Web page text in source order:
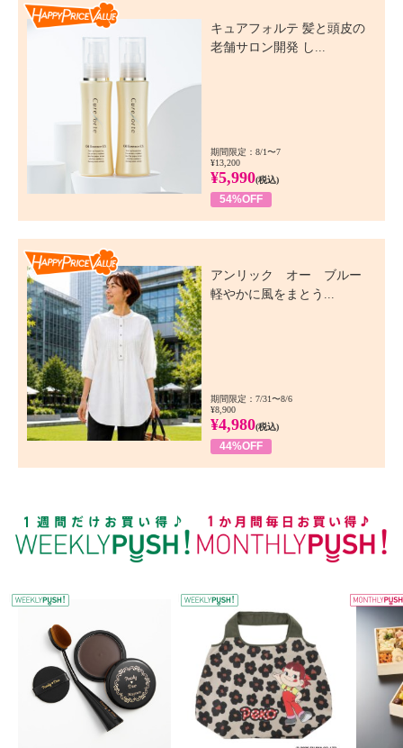
キュアフォルテ 髪と頭皮の
老舗サロン開発 し...
期間限定：8/1〜7
¥13,200
¥5,990(税込)
54%OFF
アンリック オー ブルー
軽やかに風をまとう...
期間限定：7/31〜8/6
¥8,900
¥4,980(税込)
44%OFF
WEEKLY PUSH